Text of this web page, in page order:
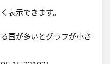
表示できます。
国が多いとグラフが小さ